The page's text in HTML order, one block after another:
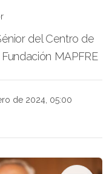
del Centro de
MAPFRE
de 2024, 05:00